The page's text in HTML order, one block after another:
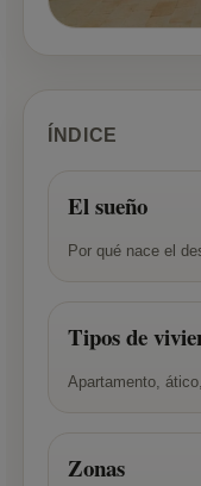
ÍNDICE
El sueño
Por qué nace el
Tipos de
Apartamento,
Zonas